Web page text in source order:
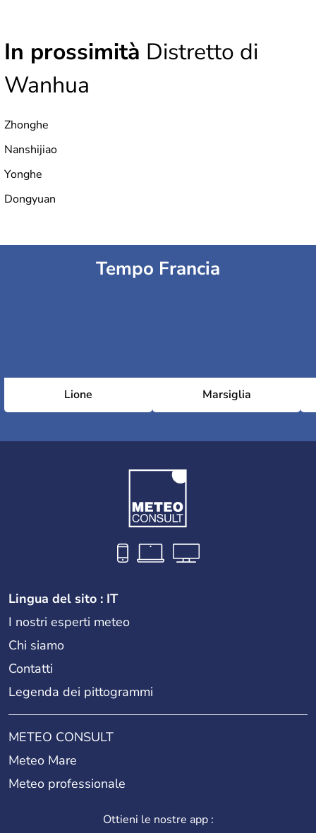
In prossimità Distretto di
Wanhua
Zhonghe
Nanshijiao
Yonghe
Dongyuan
Tempo Francia
Lione Marsiglia
Lingua del sito : IT
I nostri esperti meteo
Chi siamo
Contatti
Legenda dei pittogrammi
METEO CONSULT
Meteo Mare
Meteo professionale
Ottieni le nostre app :